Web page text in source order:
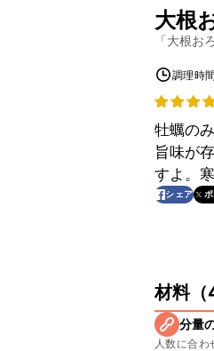
大根
「大根お
調理時間
牡蠣の
旨味が
すよ。
シェア
材料（
分量
人数に合わ